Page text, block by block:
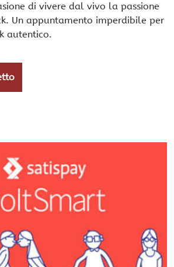
di vivere dal vivo la passione
Un appuntamento imperdibile per
autentico.